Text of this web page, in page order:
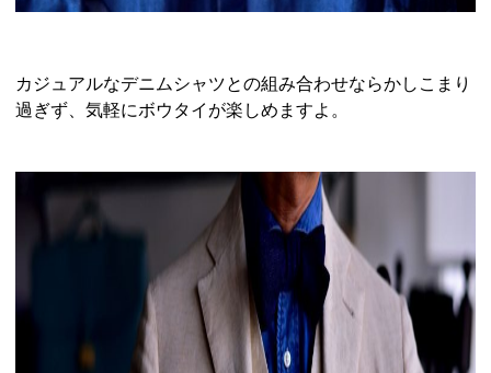
カジュアルなデニムシャツとの組み合わせならかしこまり
過ぎず、気軽にボウタイが楽しめますよ。